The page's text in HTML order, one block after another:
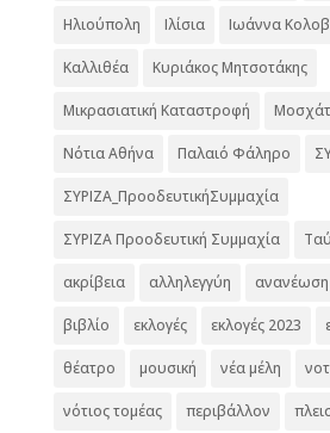
Ηλιούπολη Ιλίσια Ιωάννα
Καλλιθέα Κυριάκος Μητσοτάκης
Μικρασιατική Καταστροφή
Νότια Αθήνα Παλαιό Φάληρο
ΣΥΡΙΖΑ_ΠροοδευτικήΣυμμαχία
ΣΥΡΙΖΑ Προοδευτική Συμμαχία
ακρίβεια αλληλεγγύη ανανέωση
βιβλίο εκλογές εκλογές 2023
θέατρο μουσική νέα μέλη
νότιος τομέας περιβάλλον